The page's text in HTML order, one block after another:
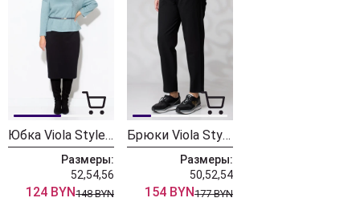
Юбка Viola Style 8124 черный
Размеры:
52,54,56
124 BYN148 BYN
Брюки Viola Style 7067 черный
Размеры:
50,52,54
154 BYN177 BYN